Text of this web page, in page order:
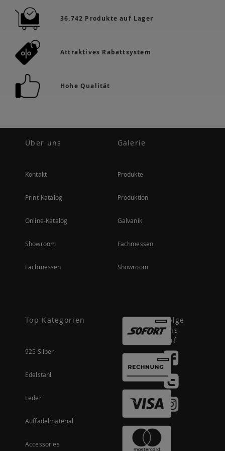
36.742 Produkte auf Lager
Attraktives Rabattsystem
Hohe Qualität
Über uns
Kontakt
Print-Katalog
Online-Katalog
Showroom
Fachmessen
Galerie
Produkte
Produktion
Galvanik
Fachmessen
Showroom
Top Kategorien
925 Silber
Edelstahl
Leder
Auffädelmaterial
Accessories
Folge
uns
auf